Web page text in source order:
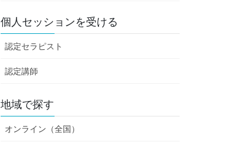
個人セッションを受ける
認定セラピスト
認定講師
地域で探す
オンライン（全国）